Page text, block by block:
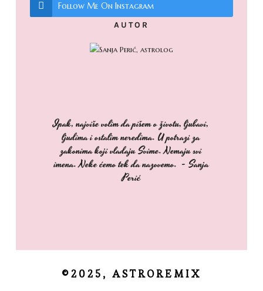
Follow Me On Instagram
AUTOR
Ipak, najviše volim da pišem o životu, ljubavi,
ljudima i ostalim neredima. U potrazi za
zakonima koji vladaju Svime. Nemaju svi
imena. Neke ćemo tek da nazovemo. - Sanja
Perić
©2025, ASTROREMIX